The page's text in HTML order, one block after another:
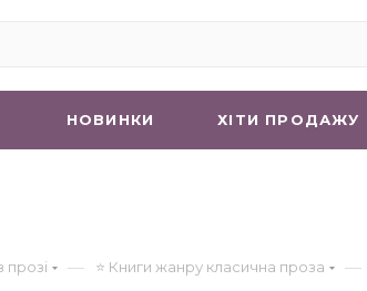
НОВИНКИ ХIТИ ПРОДАЖУ
прозі — ⭐ Книги жанру класична проза —